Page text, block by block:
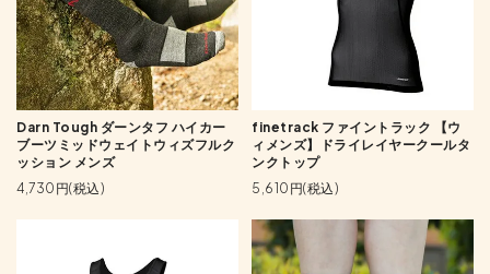
Darn Tough ダーンタフ ハイカー
ブーツミッドウェイトウィズフルク
ッション メンズ
4,730円(税込)
finetrack ファイントラック 【ウ
ィメンズ】ドライレイヤークールタ
ンクトップ
5,610円(税込)